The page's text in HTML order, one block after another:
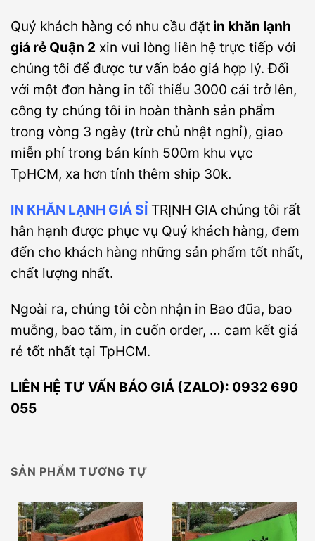
Quý khách hàng có nhu cầu đặt in khăn lạnh
giá rẻ Quận 2 xin vui lòng liên hệ trực tiếp với
chúng tôi để được tư vấn báo giá hợp lý. Đối
với một đơn hàng in tối thiểu 3000 cái trở lên,
công ty chúng tôi in hoàn thành sản phẩm
trong vòng 3 ngày (trừ chủ nhật nghỉ), giao
miễn phí trong bán kính 500m khu vực
TpHCM, xa hơn tính thêm ship 30k.
IN KHĂN LẠNH GIÁ SỈ TRỊNH GIA chúng tôi rất
hân hạnh được phục vụ Quý khách hàng, đem
đến cho khách hàng những sản phẩm tốt nhất,
chất lượng nhất.
Ngoài ra, chúng tôi còn nhận in Bao đũa, bao
muỗng, bao tăm, in cuốn order, … cam kết giá
rẻ tốt nhất tại TpHCM.
LIÊN HỆ TƯ VẤN BÁO GIÁ (ZALO): 0932 690
055
SẢN PHẨM TƯƠNG TỰ